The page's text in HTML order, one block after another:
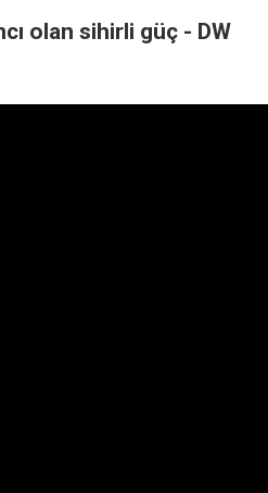
olan sihirli güç - DW